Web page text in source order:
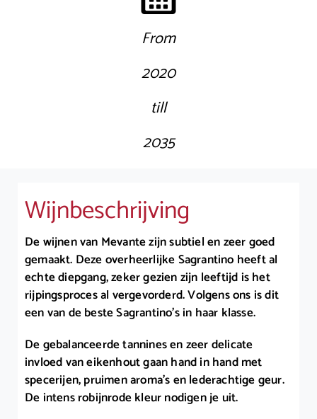
From
2020
till
2035
Wijnbeschrijving
De wijnen van Mevante zijn subtiel en zeer goed
gemaakt. Deze overheerlijke Sagrantino heeft al
echte diepgang, zeker gezien zijn leeftijd is het
rijpingsproces al vergevorderd. Volgens ons is dit
een van de beste Sagrantino’s in haar klasse.
De gebalanceerde tannines en zeer delicate
invloed van eikenhout gaan hand in hand met
specerijen, pruimen aroma’s en lederachtige geur.
De intens robijnrode kleur nodigen je uit.